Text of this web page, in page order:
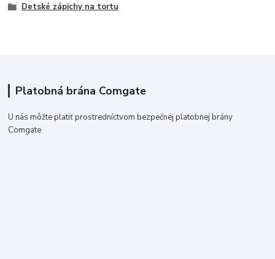
Detské zápichy na tortu
Platobná brána Comgate
U nás môžte platiť prostredníctvom bezpečnej platobnej brány
Comgate